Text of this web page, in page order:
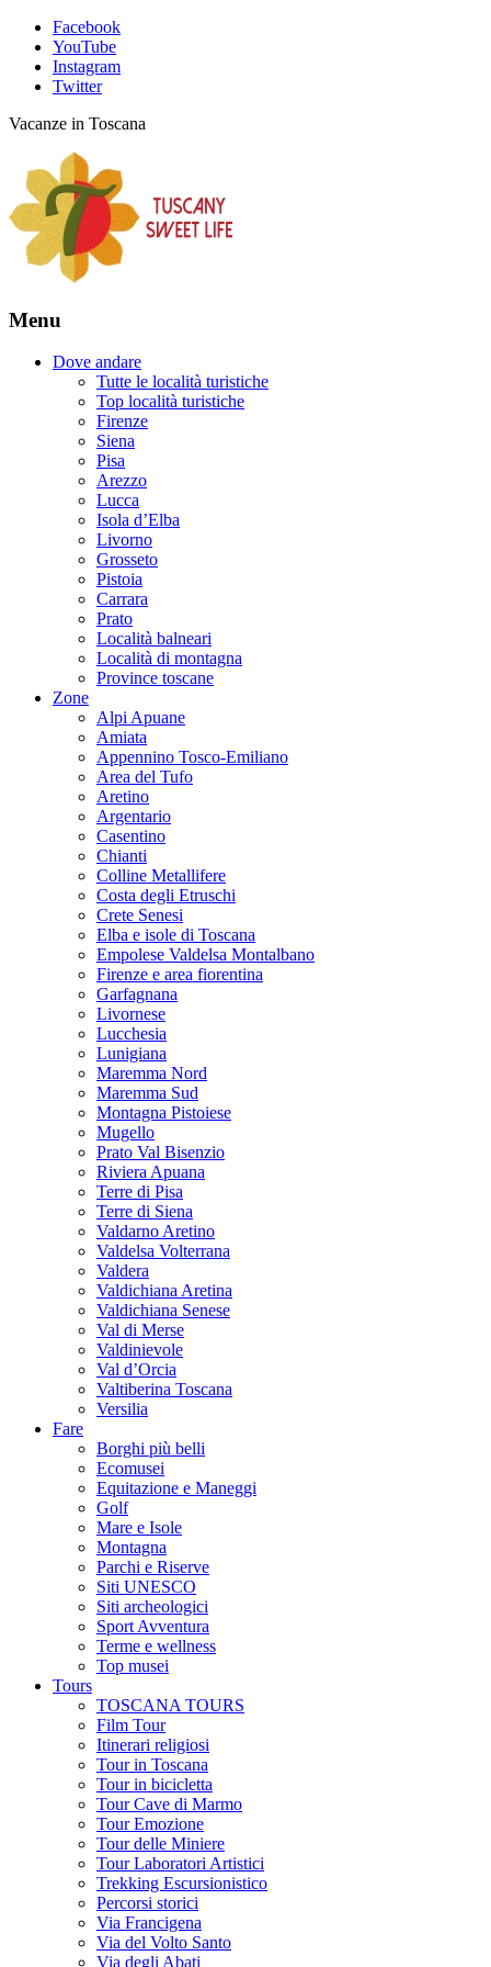
Facebook
YouTube
Instagram
Twitter
Vacanze in Toscana
Menu
Dove andare
Tutte le località turistiche
Top località turistiche
Firenze
Siena
Pisa
Arezzo
Lucca
Isola d’Elba
Livorno
Grosseto
Pistoia
Carrara
Prato
Località balneari
Località di montagna
Province toscane
Zone
Alpi Apuane
Amiata
Appennino Tosco-Emiliano
Area del Tufo
Aretino
Argentario
Casentino
Chianti
Colline Metallifere
Costa degli Etruschi
Crete Senesi
Elba e isole di Toscana
Empolese Valdelsa Montalbano
Firenze e area fiorentina
Garfagnana
Livornese
Lucchesia
Lunigiana
Maremma Nord
Maremma Sud
Montagna Pistoiese
Mugello
Prato Val Bisenzio
Riviera Apuana
Terre di Pisa
Terre di Siena
Valdarno Aretino
Valdelsa Volterrana
Valdera
Valdichiana Aretina
Valdichiana Senese
Val di Merse
Valdinievole
Val d’Orcia
Valtiberina Toscana
Versilia
Fare
Borghi più belli
Ecomusei
Equitazione e Maneggi
Golf
Mare e Isole
Montagna
Parchi e Riserve
Siti UNESCO
Siti archeologici
Sport Avventura
Terme e wellness
Top musei
Tours
TOSCANA TOURS
Film Tour
Itinerari religiosi
Tour in Toscana
Tour in bicicletta
Tour Cave di Marmo
Tour Emozione
Tour delle Miniere
Tour Laboratori Artistici
Trekking Escursionistico
Percorsi storici
Via Francigena
Via del Volto Santo
Via degli Abati